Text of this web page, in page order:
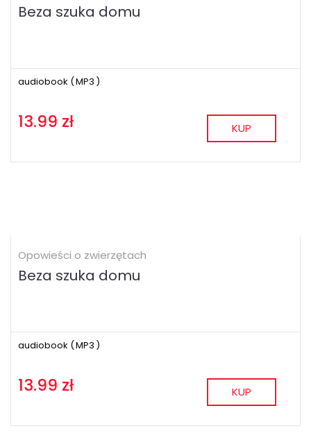
Beza szuka domu
audiobook (MP3 )
13.99 zł KUP
Opowieści o zwierzętach
Beza szuka domu
audiobook (MP3 )
13.99 zł KUP